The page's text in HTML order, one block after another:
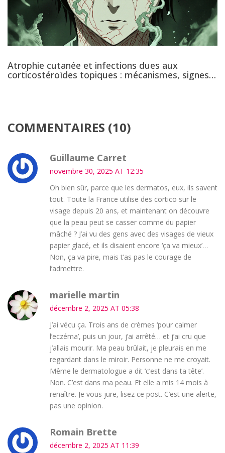
Atrophie cutanée et infections dues aux
corticostéroïdes topiques : mécanismes, signes
COMMENTAIRES (10)
Guillaume Carret
novembre 30, 2025 AT 12:35
Oh bien sûr, parce que les dermatos, eux, ils savent
tout. Toute la France utilise des cortico sur le
visage depuis 20 ans, et maintenant on découvre
que la peau peut se casser comme du papier
mâché ? J’ai vu des gens avec des visages de vieux
papier glacé, et ils disaient encore ‘ça va mieux’…
Non, ça va pire, mais t’as pas le courage de
l’admettre.
marielle martin
décembre 2, 2025 AT 05:38
J’ai vécu ça. Trois ans de crèmes ‘pour calmer
l’eczéma’, puis un jour, j’ai arrêté… et j’ai cru que
j’allais mourir. Ma peau brûlait, je pleurais en me
regardant dans le miroir. Personne ne me croyait.
Même le dermatologue a dit ‘c’est dans ta tête’.
Non. C’est dans ma peau. Et elle a mis 14 mois à
renaître. Je vous jure, lisez ce post. C’est une alerte,
pas une opinion.
Romain Brette
décembre 2, 2025 AT 11:39